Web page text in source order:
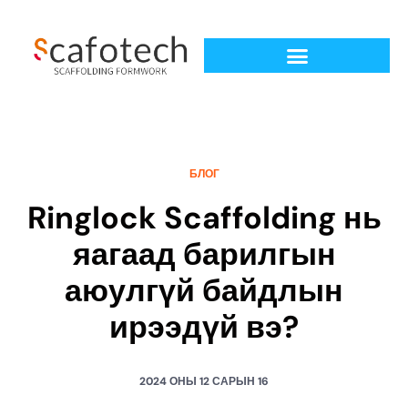
БЛОГ
Ringlock Scaffolding нь
яагаад барилгын
аюулгүй байдлын
ирээдүй вэ?
2024 ОНЫ 12 САРЫН 16